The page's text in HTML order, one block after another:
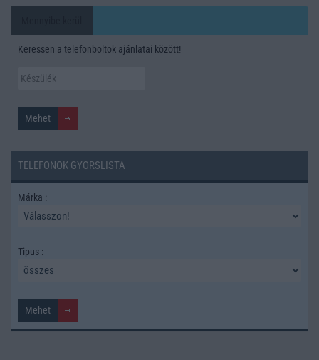
Keressen a telefonboltok ajánlatai között!
TELEFONOK GYORSLISTA
Márka :
Tipus :